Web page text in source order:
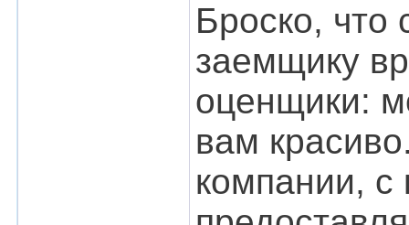
Броско, что
заемщику
оценщики:
вам
компании, с